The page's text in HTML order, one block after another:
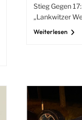
Stieg Gegen
„Lankwitzer
Weiterlesen